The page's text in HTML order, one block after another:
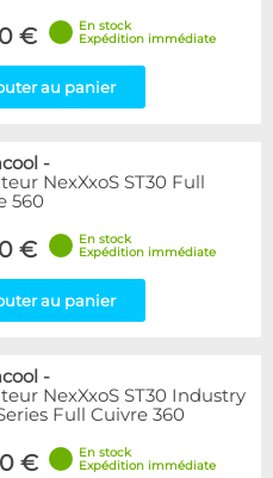
€
En stock
Expédition immédiate
au panier
-
NexXxoS ST30 Full
560
€
En stock
Expédition immédiate
au panier
-
NexXxoS ST30 Industry
Full Cuivre 360
€
En stock
Expédition immédiate